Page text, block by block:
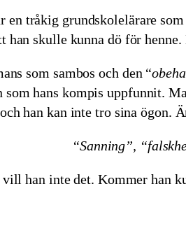
en tråkig grundskolelärare
han skulle kunna dö för
som sambos och den “
hans kompis uppfunnit.
han kan inte tro sina ögon.
“Sanning”,
han inte det. Kommer han